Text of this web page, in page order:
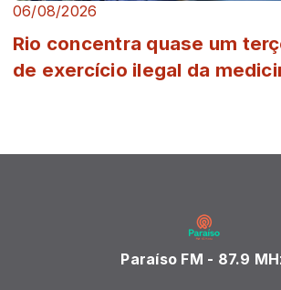
06/08/2026
Rio concentra quase um
de exercício ilegal da
Paraíso FM - 87.9